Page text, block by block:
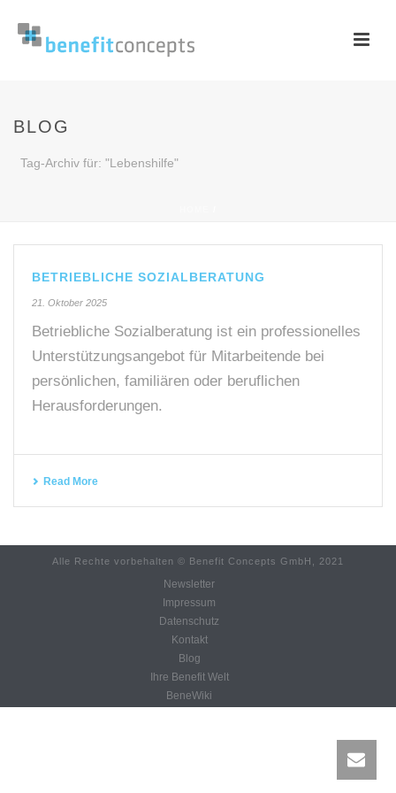
BLOG
Tag-Archiv für: "Lebenshilfe"
BETRIEBLICHE SOZIALBERATUNG
21. Oktober 2025
Betriebliche Sozialberatung ist ein professionelles
Unterstützungsangebot für Mitarbeitende bei
persönlichen, familiären oder beruflichen
Herausforderungen.
Read More
Alle Rechte vorbehalten © Benefit Concepts GmbH, 2021
Newsletter
Impressum
Datenschutz
Kontakt
Blog
Ihre Benefit Welt
BeneWiki